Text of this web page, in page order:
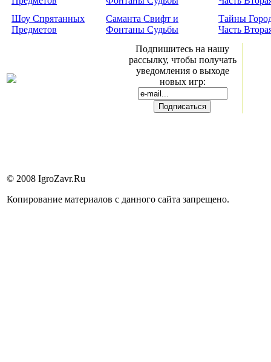
Шоу Спрятанных
Предметов
Саманта Свифт и
Фонтаны Судьбы
Тайны
Часть
Подпишитесь на нашу
рассылку, чтобы получать
уведомления о выходе
новых игр:
© 2008 IgroZavr.Ru
Копирование материалов с данного сайта запрещено.